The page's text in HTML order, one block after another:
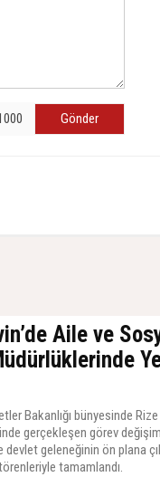
Gönder
Aile ve
Bakanlığı bünyesinde Rize
gerçekleşen görev
geleneğinin ön plana
tamamlandı.